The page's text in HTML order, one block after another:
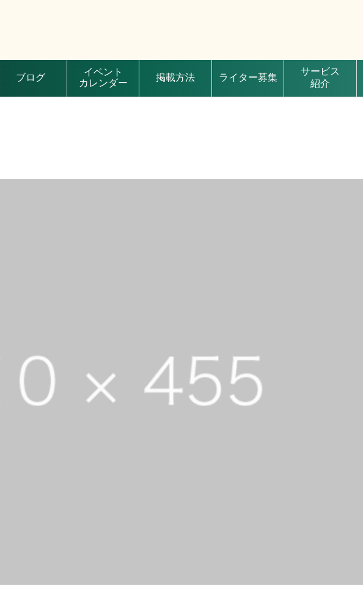
ブログ
イベント
カレンダー
掲載方法 ライター募集
サービス
紹介